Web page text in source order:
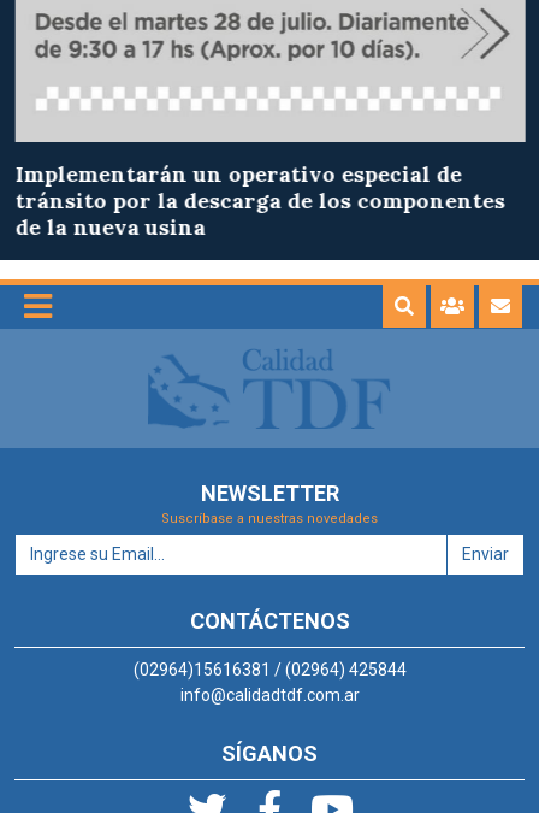
Implementarán un operativo especial de
tránsito por la descarga de los componentes
de la nueva usina
NEWSLETTER
Suscríbase a nuestras novedades
Enviar
CONTÁCTENOS
(02964)15616381 / (02964) 425844
info@calidadtdf.com.ar
SÍGANOS